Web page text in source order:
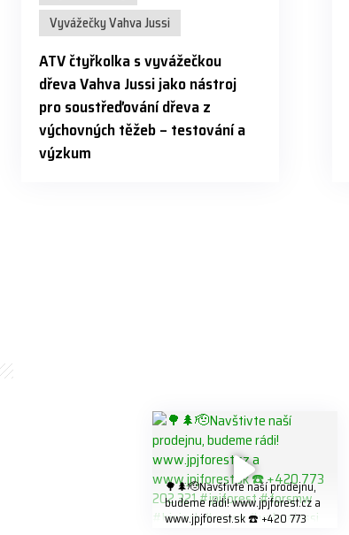
Vyvážečky Vahva Jussi
ATV čtyřkolka s vyvážečkou
dřeva Vahva Jussi jako nástroj
pro soustřeďování dřeva z
výchovných těžeb – testování a
výzkum
🌳🌲🫡Navštivte naší prodejnu,
budeme rádi! www.jpjforest.cz a
www.jpjforest.sk ☎️ +420 773